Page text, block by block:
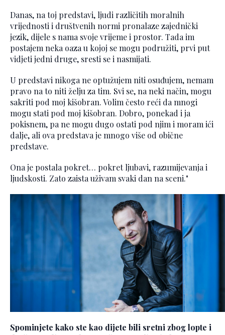
Danas, na toj predstavi, ljudi različitih moralnih
vrijednosti i društvenih normi pronalaze zajednički
jezik, dijele s nama svoje vrijeme i prostor. Tada im
postajem neka oaza u kojoj se mogu podružiti, prvi put
vidjeti jedni druge, sresti se i nasmijati.
U predstavi nikoga ne optužujem niti osuđujem, nemam
pravo na to niti želju za tim. Svi se, na neki način, mogu
sakriti pod moj kišobran. Volim često reći da mnogi
mogu stati pod moj kišobran. Dobro, ponekad i ja
pokisnem, pa ne mogu dugo ostati pod njim i moram ići
dalje, ali ova predstava je mnogo više od obične
predstave.
Ona je postala pokret… pokret ljubavi, razumijevanja i
ljudskosti. Zato zaista uživam svaki dan na sceni."
Spominjete kako ste kao dijete bili sretni zbog lopte i